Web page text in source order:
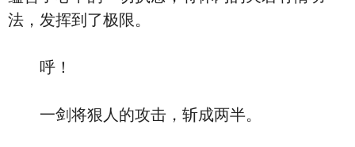
法，发挥到了极限。
呼！
一剑将狠人的攻击，斩成两半。